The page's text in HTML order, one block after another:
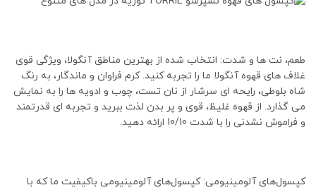
طعم، نت ها و شدت: انتخاب شده از بهترین مناطق آنگولا، ویژگی قوی
غلاف های قهوه آنگولا ما را تجربه کنید. کرم فراوان و ماندگار، به رنگ
شاه بلوطی، رایحه ای سرشار از نان تست، چوب و ادویه ها را به نمایش
می گذارد. از قهوه غلیظ، قوی و پر بدن لذت ببرید و تجربه ای قدرتمند
و فراموش نشدنی را با شدت 10/10 ارائه دهید.
کپسول‌های آلومینیومی: کپسول‌های آلومینیومی باکیفیت ما که با